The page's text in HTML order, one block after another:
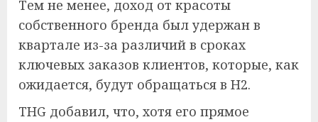
Тем не менее, доход от красоты
собственного бренда был удержан в
квартале из-за различий в сроках
ключевых заказов клиентов, которые, как
ожидается, будут обращаться в H2.
THG добавил, что, хотя его прямое